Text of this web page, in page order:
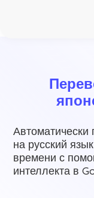
Автоматически
на русский
времени с
интеллекта в